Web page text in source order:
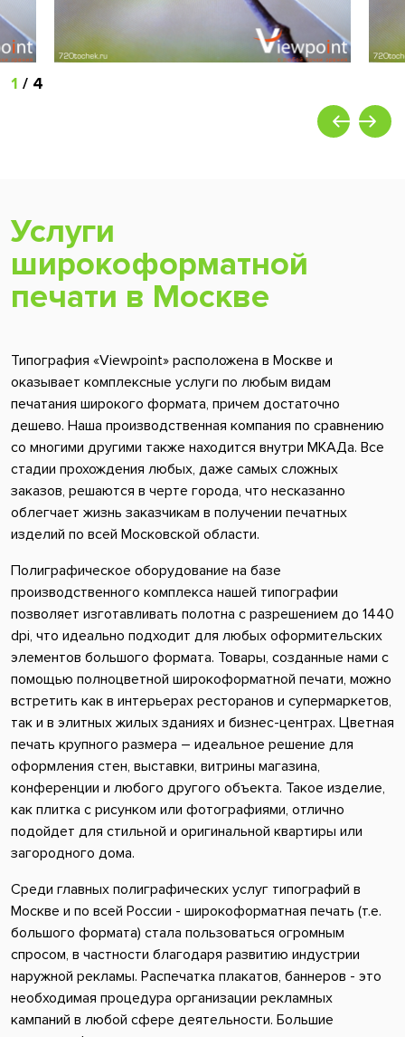
1 / 4
Услуги
широкоформатной
печати в Москве
Типография «Viewpoint» расположена в Москве и
оказывает комплексные услуги по любым видам
печатания широкого формата, причем достаточно
дешево. Наша производственная компания по сравнению
со многими другими также находится внутри МКАДа. Все
стадии прохождения любых, даже самых сложных
заказов, решаются в черте города, что несказанно
облегчает жизнь заказчикам в получении печатных
изделий по всей Московской области.
Полиграфическое оборудование на базе
производственного комплекса нашей типографии
позволяет изготавливать полотна с разрешением до 1440
dpi, что идеально подходит для любых оформительских
элементов большого формата. Товары, созданные нами с
помощью полноцветной широкоформатной печати, можно
встретить как в интерьерах ресторанов и супермаркетов,
так и в элитных жилых зданиях и бизнес-центрах. Цветная
печать крупного размера – идеальное решение для
оформления стен, выставки, витрины магазина,
конференции и любого другого объекта. Такое изделие,
как плитка с рисунком или фотографиями, отлично
подойдет для стильной и оригинальной квартиры или
загородного дома.
Среди главных полиграфических услуг типографий в
Москве и по всей России - широкоформатная печать (т.е.
большого формата) стала пользоваться огромным
спросом, в частности благодаря развитию индустрии
наружной рекламы. Распечатка плакатов, баннеров - это
необходимая процедура организации рекламных
кампаний в любой сфере деятельности. Большие